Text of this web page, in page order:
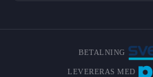
BETALNING
LEVERERAS MED